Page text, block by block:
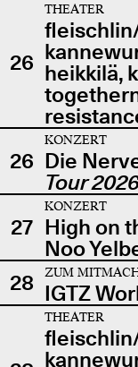
26
THEATER
heikkilä,
26
KONZERT
Die
Tour
27
KONZERT
High on
Noo
28
ZUM
IGTZ
THEATER